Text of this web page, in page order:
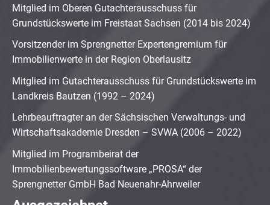
Mitglied im Oberen Gutachterausschuss für
Grundstückswerte im Freistaat Sachsen (2014 bis 2024)
Vorsitzender im Sprengnetter Expertengremium für
Immobilienwerte in der Region Oberlausitz
Mitglied im Gutachterausschuss für Grundstückswerte im
Landkreis Bautzen (1992 – 2024)
Lehrbeauftragter an der Sächsischen Verwaltungs- und
Wirtschaftsakademie Dresden – SVWA (2006 – 2022)
Mitglied im Programbeirat der
Immobilienbewertungssoftware „PROSA“ der
Sprengnetter GmbH Bad Neuenahr-Ahrweiler